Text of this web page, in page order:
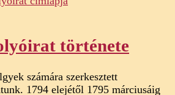
története
számára szerkesztett
1794 elejétől 1795 márciusáig